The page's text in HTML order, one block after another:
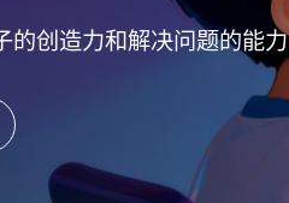
的创造力和解决问题的能力